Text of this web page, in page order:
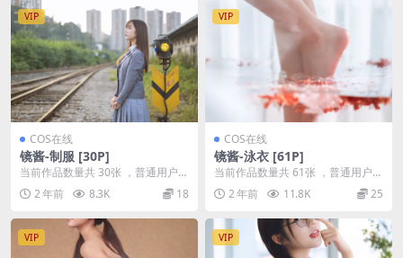
VIP
COS在线
镜酱-制服 [30P]
当前作品数量共 30张 ，普通用户免
费查看前三张；会员全站免费看：
解锁会员权限镜...
2 年前 8.3K 18
VIP
COS在线
镜酱-泳衣 [61P]
当前作品数量共 61张 ，普通用户免
费查看前三张；会员全站免费看：
解锁会员权限镜...
2 年前 11.8K 25
VIP VIP